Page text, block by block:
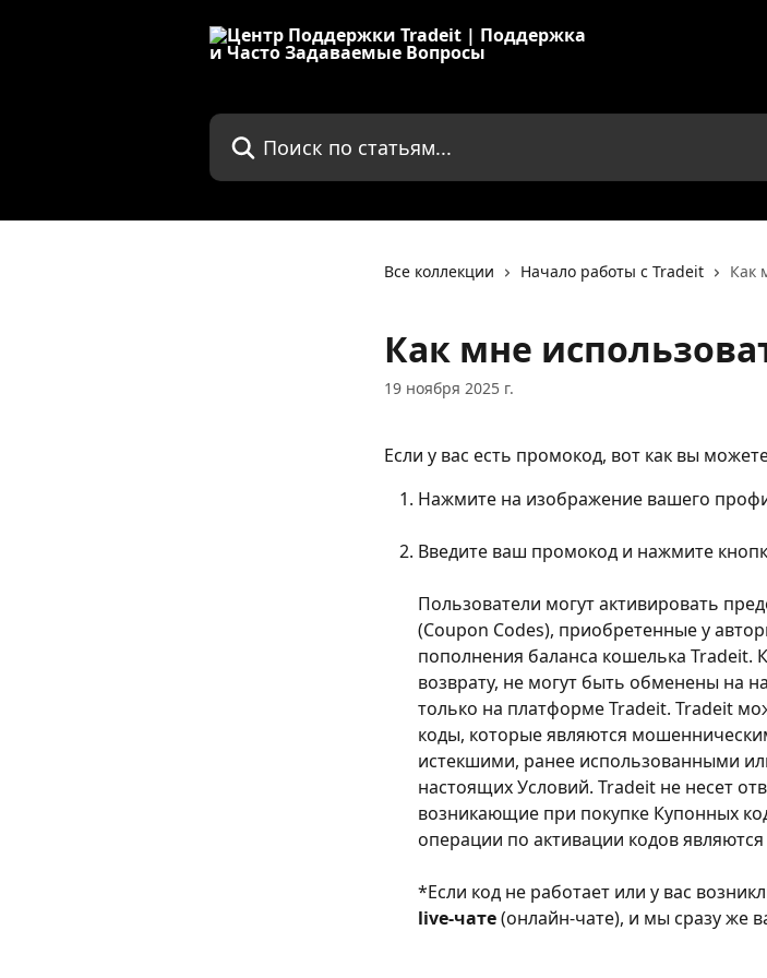
Поиск по статьям...
Все коллекции Начало работы с Tradeit Как
Как мне
19 ноября 2025 г.
Если у вас есть промокод, вот как вы
Нажмите на изображение вашего
Введите ваш промокод и нажмите
Пользователи могут активировать
(Coupon Codes), приобретенные у
пополнения баланса кошелька Tradeit.
возврату, не могут быть обменены на
только на платформе Tradeit. Tradeit
коды, которые являются
истекшими, ранее использованными
настоящих Условий. Tradeit не несет
возникающие при покупке Купонных
операции по активации кодов
*Если код не работает или у вас
live-чате (онлайн-чате), и мы сразу же